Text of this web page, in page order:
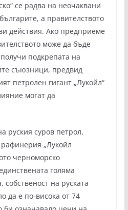
се радва на неочаквани
а правителството
действия. Ако предприеме
може да бъде
подкрепата на
съюзници, предвид
петролен гигант „Лукойл“
могат да
руския суров петрол,
„Лукойл
черноморско
голяма
на руската
да е по-висока от 74